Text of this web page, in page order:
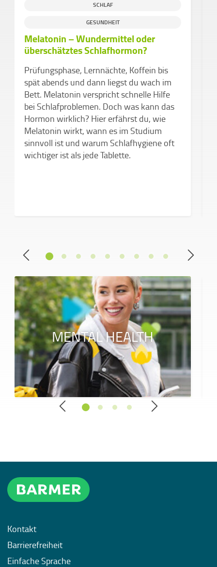
SCHLAF
GESUNDHEIT
Melatonin – Wundermittel oder
überschätztes Schlafhormon?
Prüfungsphase, Lernnächte, Koffein bis
spät abends und dann liegst du wach im
Bett. Melatonin verspricht schnelle Hilfe
bei Schlafproblemen. Doch was kann das
Hormon wirklich? Hier erfährst du, wie
Melatonin wirkt, wann es im Studium
sinnvoll ist und warum Schlafhygiene oft
wichtiger ist als jede Tablette.
MENTAL HEALTH
Kontakt
Barrierefreiheit
Einfache Sprache